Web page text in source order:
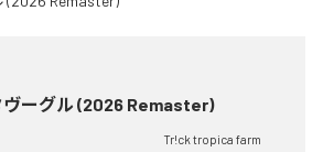
ヴーグル (2026 Remaster)
Tr!ck tropica farm